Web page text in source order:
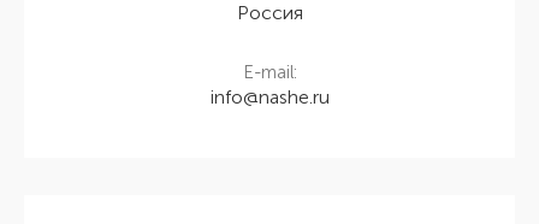
Россия
E-mail:
info@nashe.ru